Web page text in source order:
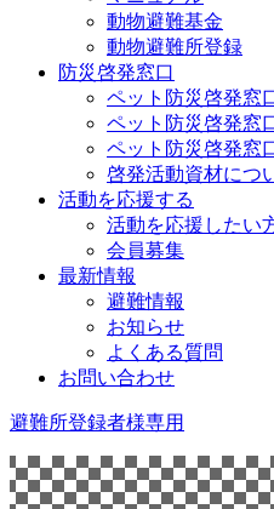
動物避難基金
動物避難所登録
防災啓発窓口
ペット防災啓発窓
ペット防災啓発窓
ペット防災啓発窓
啓発活動資材につ
活動を応援する
活動を応援したい
会員募集
最新情報
避難情報
お知らせ
よくある質問
お問い合わせ
避難所登録者様専用